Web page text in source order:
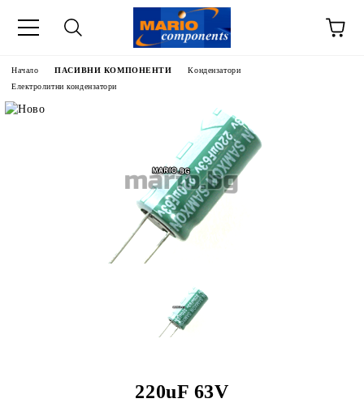
Начало ПАСИВНИ КОМПОНЕНТИ
Кондензатори
Електролитни кондензатори
220uF 63V